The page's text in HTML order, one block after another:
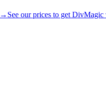
→ See our prices to get